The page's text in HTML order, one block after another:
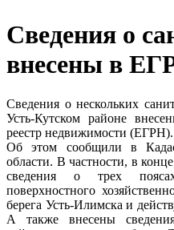
Сведения о
внесены в
Сведения о нескольких
Усть-Кутском районе
реестр недвижимости (ЕГРН).
Об этом сообщили в
области. В частности, в
сведения о трех
поверхностного
берега Усть-Илимска и
А также внесены